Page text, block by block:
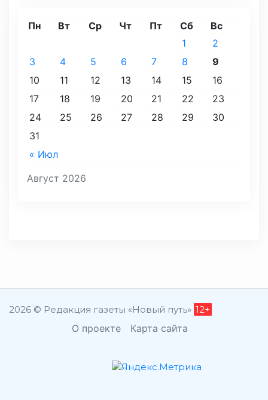
Август 2026
Пн Вт Ср Чт Пт Сб Вс
« Июл
1
2
3
4 5 6 7 8
9
10
11 12 13 14 15
16
17
18 19 20 21 22
23
24
25 26 27 28 29
30
31
2026 © Редакция газеты «Новый путь» 12+
О проекте Карта сайта